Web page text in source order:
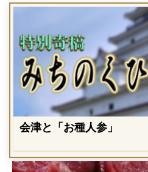
会津と「お種人参」